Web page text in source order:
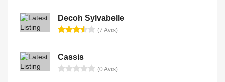
Decoh Sylvabelle
(7 Avis)
Cassis
(0 Avis)